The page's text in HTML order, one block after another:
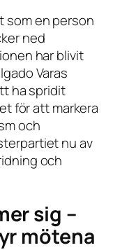
som en person
ned
har blivit
Varas
ha spridit
för att markera
och
nu av
och
sig –
mötena